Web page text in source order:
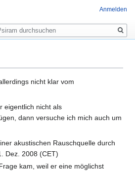
nicht klar vom
eigentlich nicht als
dann versuche ich mich auch um
akustischen Rauschquelle durch
Dez. 2008 (CET)
kam, weil er eine möglichst
Anmelden